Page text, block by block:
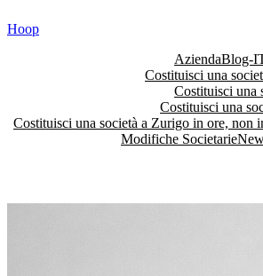
al
Hoop
AziendaBlog-
Costituisci una
Costituisci una
Costituisci una
Costituisci una società a Zurigo in ore, non
Modifiche Societarie